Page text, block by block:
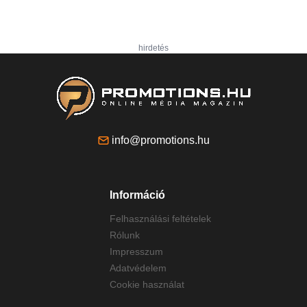
hirdetés
info@promotions.hu
Információ
Felhasználási feltételek
Rólunk
Impresszum
Adatvédelem
Cookie használat